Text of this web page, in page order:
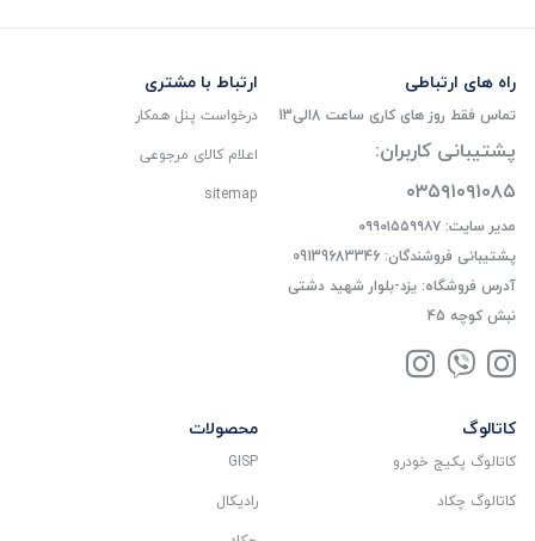
راه های ارتباطی
تماس فقط روز های کاری ساعت 8الی13
پشتیبانی کاربران:
۰۳۵۹۱۰۹۱۰۸۵
مدیر سایت: ۰۹۹۰۱۵۵۹۹۸۷
پشتیبانی فروشندگان: 09139683346
آدرس فروشگاه: یزد-بلوار شهید دشتی
نبش کوچه 45
ارتباط با مشتری
درخواست پنل همکار
اعلام کالای مرجوعی
sitemap
کاتالوگ
کاتالوگ پکیج خودرو
کاتالوگ چکاد
محصولات
GISP
رادیکال